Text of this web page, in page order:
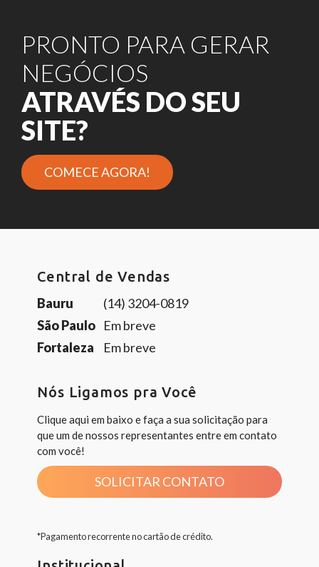
PRONTO PARA GERAR
NEGÓCIOS
ATRAVÉS DO SEU
SITE?
COMECE AGORA!
Central de Vendas
Bauru
(14) 3204-0819
São Paulo Em breve
Fortaleza
Em breve
Nós Ligamos pra Você
Clique aqui em baixo e faça a sua solicitação para
que um de nossos representantes entre em contato
com você!
SOLICITAR CONTATO
*Pagamento recorrente no cartão de crédito.